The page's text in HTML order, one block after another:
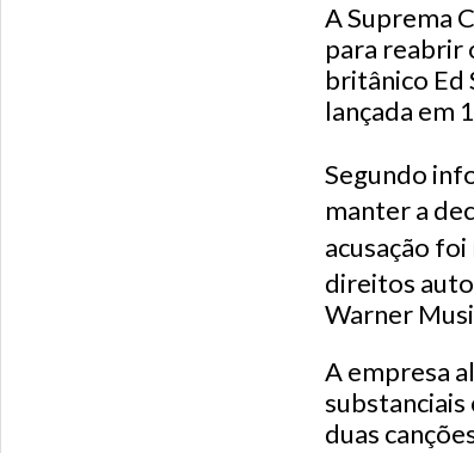
A Suprema
para reabrir
britânico Ed
lançada em
Segundo
manter a
acusação
direitos
Warner
A empresa
substanciais
duas